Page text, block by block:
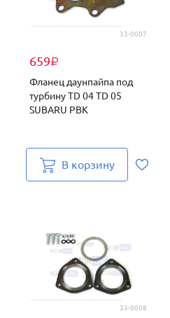
33-0007
659₽
Фланец даунпайпа под
турбину TD 04 TD 05
SUBARU PBK
В корзину
33-0008